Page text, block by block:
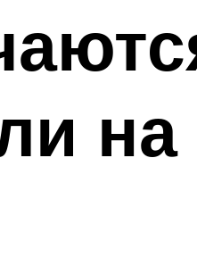
на